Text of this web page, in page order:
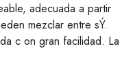
adecuada a partir
mezclar entre sÝ.
c on gran facilidad. La